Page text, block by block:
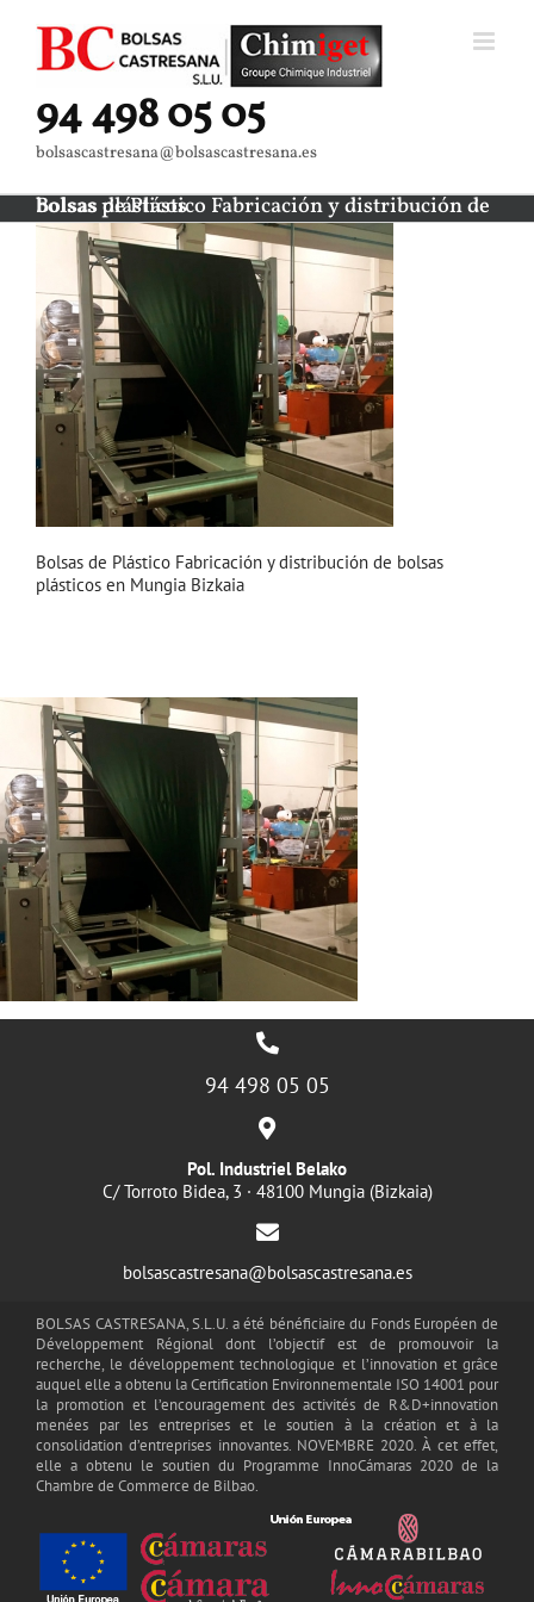
content
94 498 05 05
bolsascastresana@bolsascastresana.es
Bolsas de Plástico Fabricación y distribución de bolsas plásticos
Bolsas de Plástico Fabricación y distribución de bolsas
plásticos en Mungia Bizkaia
94 498 05 05
Pol. Industriel Belako
C/ Torroto Bidea, 3 · 48100 Mungia (Bizkaia)
bolsascastresana@bolsascastresana.es
BOLSAS CASTRESANA, S.L.U. a été bénéficiaire du Fonds Européen de
Développement Régional dont l’objectif est de promouvoir la
recherche, le développement technologique et l’innovation et grâce
auquel elle a obtenu la Certification Environnementale ISO 14001 pour
la promotion et l’encouragement des activités de R&D+innovation
menées par les entreprises et le soutien à la création et à la
consolidation d’entreprises innovantes. NOVEMBRE 2020. À cet effet,
elle a obtenu le soutien du Programme InnoCámaras 2020 de la
Chambre de Commerce de Bilbao.